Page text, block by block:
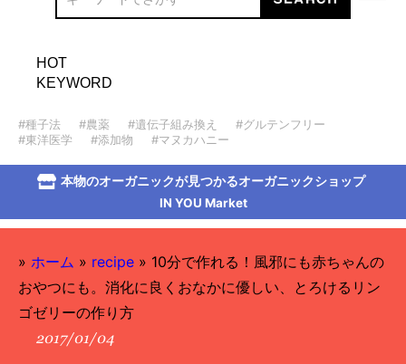
HOT
KEYWORD
#種子法 #農薬 #遺伝子組み換え
#グルテンフリー
#東洋医学
#添加物 #マヌカハニー
本物のオーガニックが見つかるオーガニックショップ
IN YOU Market
» ホーム » recipe » 10分で作れる！風邪にも赤ちゃんの
おやつにも。消化に良くおなかに優しい、とろけるリン
ゴゼリーの作り方
2017/01/04